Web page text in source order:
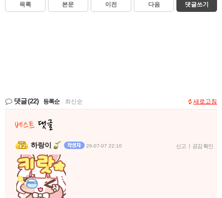
목록 본문 이전 다음 댓글쓰기
댓글(22) 등록순 최신순 새로고침
하랑이 26-07-07 22:10 신고 | 공감 확인